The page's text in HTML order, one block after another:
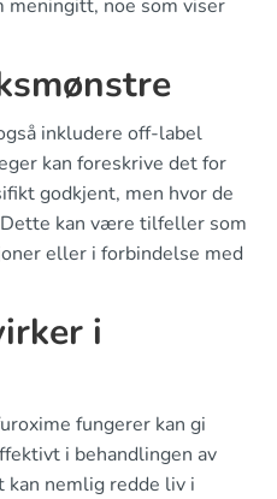
meningitt, noe som viser
inkludere off-label
kan foreskrive det for
godkjent, men hvor de
kan være tilfeller som
eller i forbindelse med
i
fungerer kan gi
i behandlingen av
nemlig redde liv i